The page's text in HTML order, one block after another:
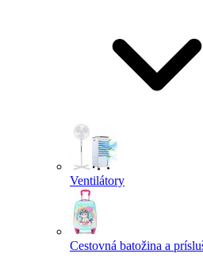
Ventilátory
Cestovná batožina a